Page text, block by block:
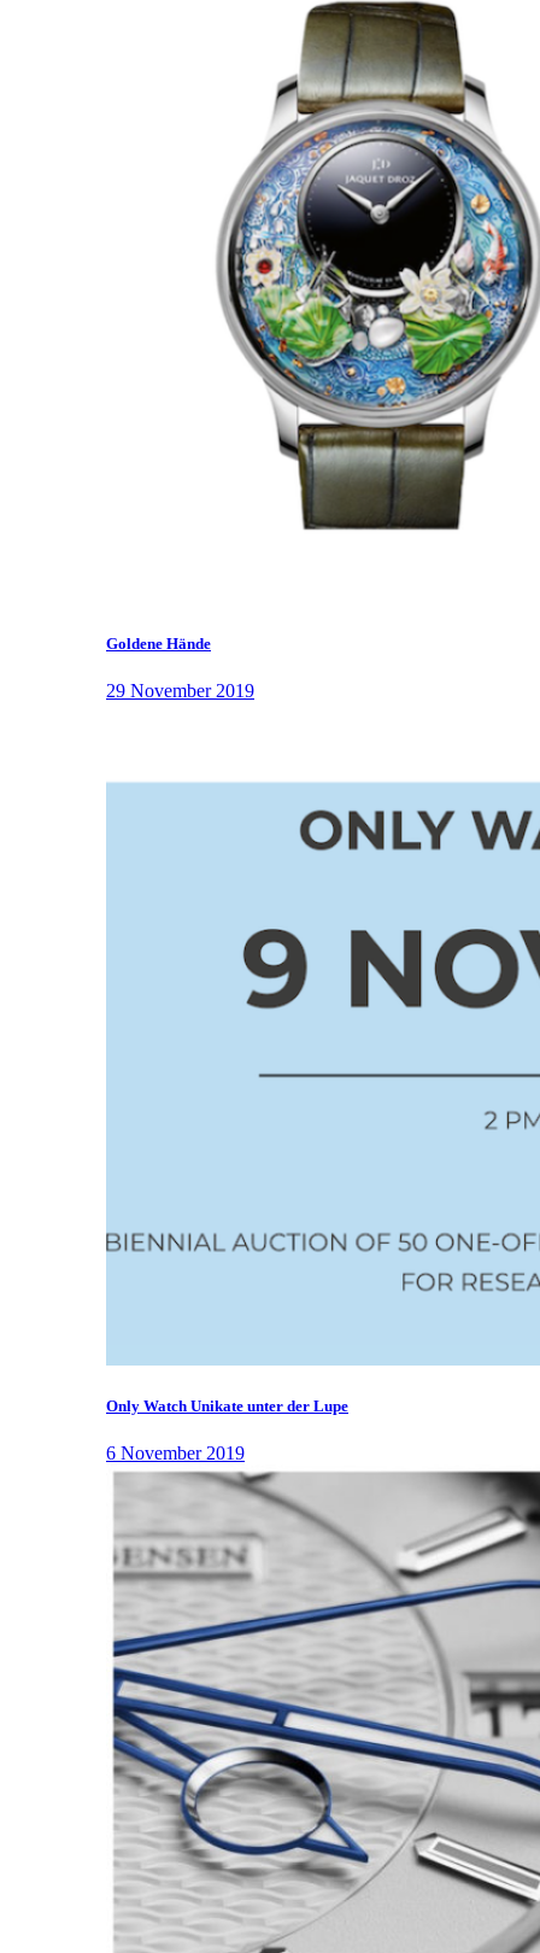
Goldene Hände
29 November 2019
Only Watch Unikate unter der Lupe
6 November 2019